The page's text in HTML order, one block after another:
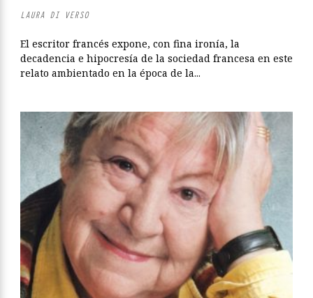
LAURA DI VERSO
El escritor francés expone, con fina ironía, la
decadencia e hipocresía de la sociedad francesa en este
relato ambientado en la época de la...